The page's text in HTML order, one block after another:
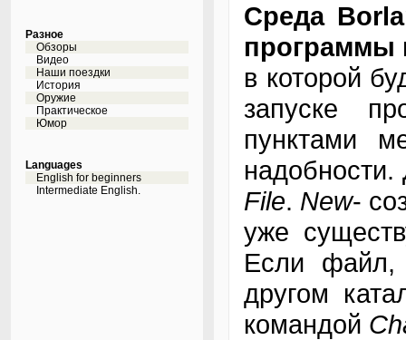
Разное
Обзоры
Видео
Наши поездки
История
Оружие
Практическое
Юмор
Languages
English for beginners
Intermediate English.
Среда
программы
в которой
запуске
пунктами
File. New-
уже
Если файл,
другом
командой